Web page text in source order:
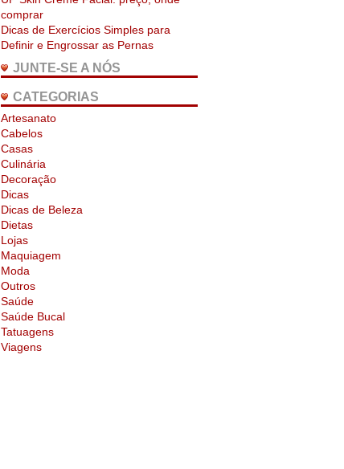
comprar
Dicas de Exercícios Simples para
Definir e Engrossar as Pernas
JUNTE-SE A NÓS
CATEGORIAS
Artesanato
Cabelos
Casas
Culinária
Decoração
Dicas
Dicas de Beleza
Dietas
Lojas
Maquiagem
Moda
Outros
Saúde
Saúde Bucal
Tatuagens
Viagens